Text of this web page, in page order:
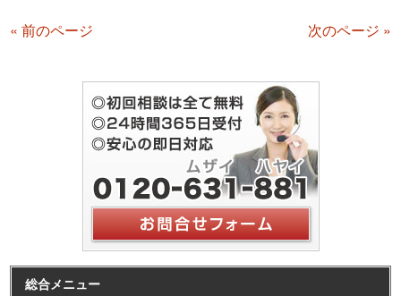
« 前のページ 次のページ »
総合メニュー